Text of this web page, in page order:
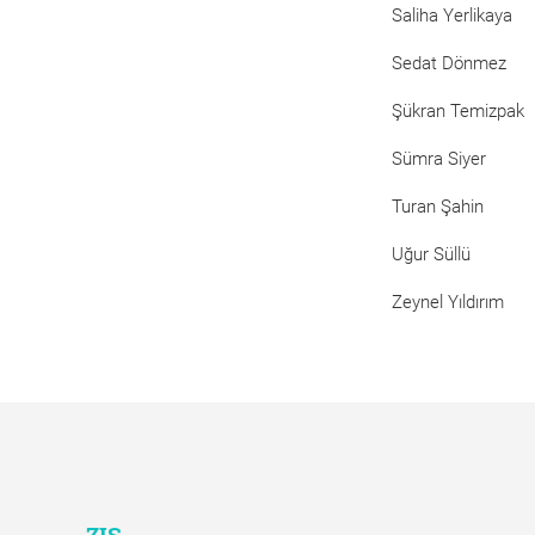
Saliha Yerlikaya
Sedat Dönmez
Şükran Temizpak
Sümra Siyer
Turan Şahin
Uğur Süllü
Zeynel Yıldırım